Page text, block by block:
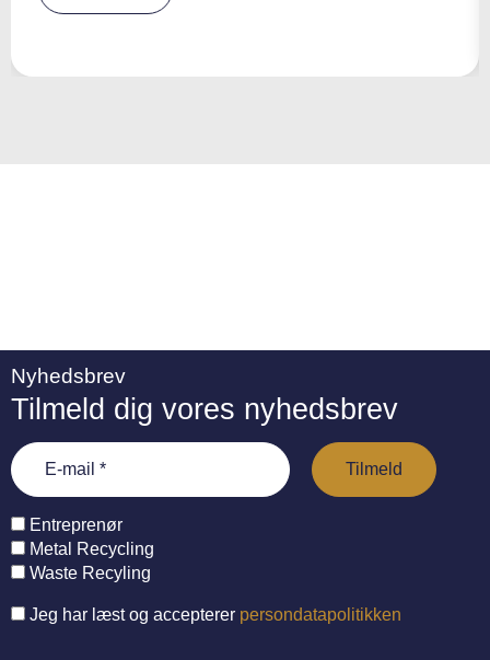
Nyhedsbrev
Tilmeld dig vores nyhedsbrev
Entreprenør
Metal Recycling
Waste Recyling
Jeg har læst og accepterer persondatapolitikken